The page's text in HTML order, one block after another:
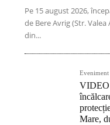
Pe 15 august 2026,
de Bere Avrig (Str.
din...
Eveniment
VIDEO
Mare,